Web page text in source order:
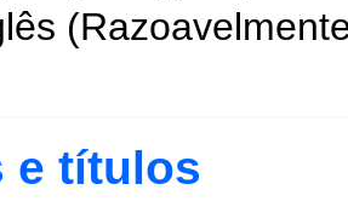
e títulos